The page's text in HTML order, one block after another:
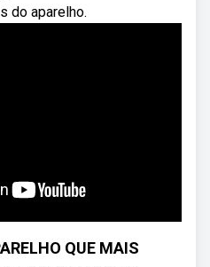
do aparelho.
QUE MAIS